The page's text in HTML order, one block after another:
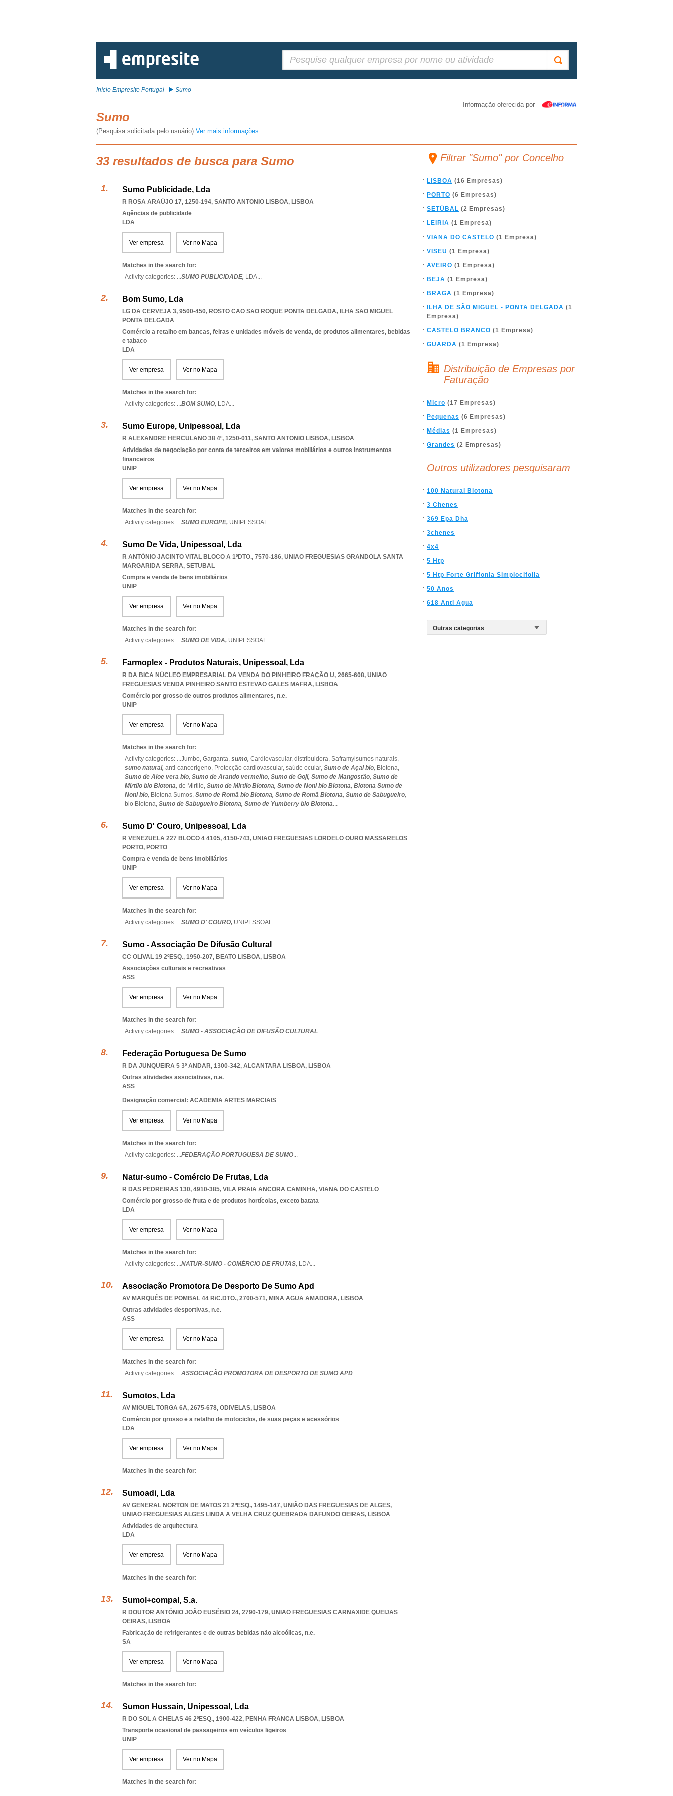
Início Empresite Portugal Sumo
Informação oferecida por
Sumo
(Pesquisa solicitada pelo usuário) Ver mais informações
33 resultados de busca para Sumo
Sumo Publicidade, Lda
R ROSA ARAÚJO 17, 1250-194, SANTO ANTONIO LISBOA, LISBOA
Agências de publicidade
LDA
Ver empresa Ver no Mapa
Matches in the search for:
Activity categories: ...SUMO PUBLICIDADE, LDA...
Bom Sumo, Lda
LG DA CERVEJA 3, 9500-450, ROSTO CAO SAO ROQUE PONTA DELGADA, ILHA SAO MIGUEL
PONTA DELGADA
Comércio a retalho em bancas, feiras e unidades móveis de venda, de produtos alimentares, bebidas
e tabaco
LDA
Ver empresa Ver no Mapa
Matches in the search for:
Activity categories: ...BOM SUMO, LDA...
Sumo Europe, Unipessoal, Lda
R ALEXANDRE HERCULANO 38 4º, 1250-011, SANTO ANTONIO LISBOA, LISBOA
Atividades de negociação por conta de terceiros em valores mobiliários e outros instrumentos
financeiros
UNIP
Ver empresa Ver no Mapa
Matches in the search for:
Activity categories: ...SUMO EUROPE, UNIPESSOAL...
Sumo De Vida, Unipessoal, Lda
R ANTÓNIO JACINTO VITAL BLOCO A 1ºDTO., 7570-186, UNIAO FREGUESIAS GRANDOLA SANTA
MARGARIDA SERRA, SETUBAL
Compra e venda de bens imobiliários
UNIP
Ver empresa Ver no Mapa
Matches in the search for:
Activity categories: ...SUMO DE VIDA, UNIPESSOAL...
Farmoplex - Produtos Naturais, Unipessoal, Lda
R DA BICA NÚCLEO EMPRESARIAL DA VENDA DO PINHEIRO FRAÇÃO U, 2665-608, UNIAO
FREGUESIAS VENDA PINHEIRO SANTO ESTEVAO GALES MAFRA, LISBOA
Comércio por grosso de outros produtos alimentares, n.e.
UNIP
Ver empresa Ver no Mapa
Matches in the search for:
Activity categories: ...Jumbo, Garganta, sumo, Cardiovascular, distribuidora, Saframylsumos naturais,
sumo natural, anti-cancerígeno, Protecção cardiovascular, saúde ocular, Sumo de Açai bio, Biotona,
Sumo de Aloe vera bio, Sumo de Arando vermelho, Sumo de Goji, Sumo de Mangostão, Sumo de
Mirtilo bio Biotona, de Mirtilo, Sumo de Mirtilo Biotona, Sumo de Noni bio Biotona, Biotona Sumo de
Noni bio, Biotona Sumos, Sumo de Romã bio Biotona, Sumo de Romã Biotona, Sumo de Sabugueiro,
bio Biotona, Sumo de Sabugueiro Biotona, Sumo de Yumberry bio Biotona...
Sumo D' Couro, Unipessoal, Lda
R VENEZUELA 227 BLOCO 4 4105, 4150-743, UNIAO FREGUESIAS LORDELO OURO MASSARELOS
PORTO, PORTO
Compra e venda de bens imobiliários
UNIP
Ver empresa Ver no Mapa
Matches in the search for:
Activity categories: ...SUMO D' COURO, UNIPESSOAL...
Sumo - Associação De Difusão Cultural
CC OLIVAL 19 2ºESQ., 1950-207, BEATO LISBOA, LISBOA
Associações culturais e recreativas
ASS
Ver empresa Ver no Mapa
Matches in the search for:
Activity categories: ...SUMO - ASSOCIAÇÃO DE DIFUSÃO CULTURAL...
Federação Portuguesa De Sumo
R DA JUNQUEIRA 5 3º ANDAR, 1300-342, ALCANTARA LISBOA, LISBOA
Outras atividades associativas, n.e.
ASS
Designação comercial: ACADEMIA ARTES MARCIAIS
Ver empresa Ver no Mapa
Matches in the search for:
Activity categories: ...FEDERAÇÃO PORTUGUESA DE SUMO...
Natur-sumo - Comércio De Frutas, Lda
R DAS PEDREIRAS 130, 4910-385, VILA PRAIA ANCORA CAMINHA, VIANA DO CASTELO
Comércio por grosso de fruta e de produtos hortícolas, exceto batata
LDA
Ver empresa Ver no Mapa
Matches in the search for:
Activity categories: ...NATUR-SUMO - COMÉRCIO DE FRUTAS, LDA...
Associação Promotora De Desporto De Sumo Apd
AV MARQUÊS DE POMBAL 44 R/C.DTO., 2700-571, MINA AGUA AMADORA, LISBOA
Outras atividades desportivas, n.e.
ASS
Ver empresa Ver no Mapa
Matches in the search for:
Activity categories: ...ASSOCIAÇÃO PROMOTORA DE DESPORTO DE SUMO APD...
Sumotos, Lda
AV MIGUEL TORGA 6A, 2675-678, ODIVELAS, LISBOA
Comércio por grosso e a retalho de motociclos, de suas peças e acessórios
LDA
Ver empresa Ver no Mapa
Matches in the search for:
Sumoadi, Lda
AV GENERAL NORTON DE MATOS 21 2ºESQ., 1495-147, UNIÃO DAS FREGUESIAS DE ALGES,
UNIAO FREGUESIAS ALGES LINDA A VELHA CRUZ QUEBRADA DAFUNDO OEIRAS, LISBOA
Atividades de arquitectura
LDA
Ver empresa Ver no Mapa
Matches in the search for:
Sumol+compal, S.a.
R DOUTOR ANTÓNIO JOÃO EUSÉBIO 24, 2790-179, UNIAO FREGUESIAS CARNAXIDE QUEIJAS
OEIRAS, LISBOA
Fabricação de refrigerantes e de outras bebidas não alcoólicas, n.e.
SA
Ver empresa Ver no Mapa
Matches in the search for:
Sumon Hussain, Unipessoal, Lda
R DO SOL A CHELAS 46 2ºESQ., 1900-422, PENHA FRANCA LISBOA, LISBOA
Transporte ocasional de passageiros em veículos ligeiros
UNIP
Ver empresa Ver no Mapa
Matches in the search for:
Filtrar "Sumo" por Concelho
LISBOA (16 Empresas)
PORTO (6 Empresas)
SETÚBAL (2 Empresas)
LEIRIA (1 Empresa)
VIANA DO CASTELO (1 Empresa)
VISEU (1 Empresa)
AVEIRO (1 Empresa)
BEJA (1 Empresa)
BRAGA (1 Empresa)
ILHA DE SÃO MIGUEL - PONTA DELGADA (1
Empresa)
CASTELO BRANCO (1 Empresa)
GUARDA (1 Empresa)
Distribuição de Empresas por
Faturação
Micro (17 Empresas)
Pequenas (6 Empresas)
Médias (1 Empresas)
Grandes (2 Empresas)
Outros utilizadores pesquisaram
100 Natural Biotona
3 Chenes
369 Epa Dha
3chenes
4x4
5 Htp
5 Htp Forte Griffonia Simplocifolia
50 Anos
618 Anti Agua